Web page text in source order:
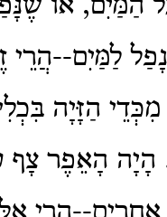
הַמַּיִם, אוֹ
לַמַּיִם--הֲרֵי
הַזָּיָה
הָאֵפֶר צָף